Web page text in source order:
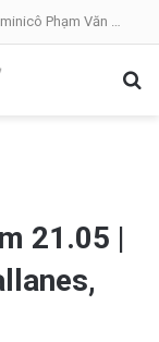
Lễ Tạ Ơn Mừng Kim Khánh Linh Mục Cha Đôminicô Phạm Văn Khâm tại Nhà Thờ Bắc Hòa Giáo Phận Mỹ Tho . 07.08.2026
21.05 |